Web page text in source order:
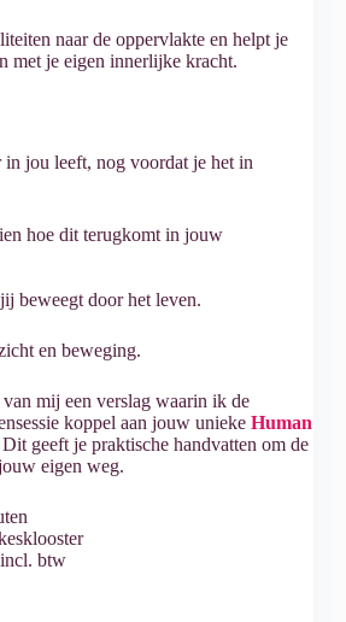
naar de oppervlakte en helpt je
met je eigen innerlijke kracht.
jou leeft, nog voordat je het in
hoe dit terugkomt in jouw
beweegt door het leven.
en beweging.
mij een verslag waarin ik de
koppel aan jouw unieke Human
geeft je praktische handvatten om de
eigen weg.
btw